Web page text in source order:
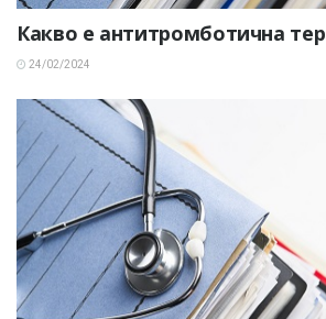
Какво е антитромботична
24/02/2024